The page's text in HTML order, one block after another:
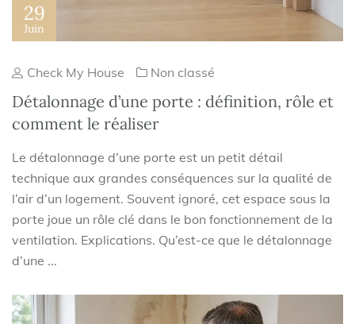
29
Juin
Check My House Non classé
Détalonnage d’une porte : définition, rôle et
comment le réaliser
Le détalonnage d’une porte est un petit détail
technique aux grandes conséquences sur la qualité de
l’air d’un logement. Souvent ignoré, cet espace sous la
porte joue un rôle clé dans le bon fonctionnement de la
ventilation. Explications. Qu’est-ce que le détalonnage
d’une ...